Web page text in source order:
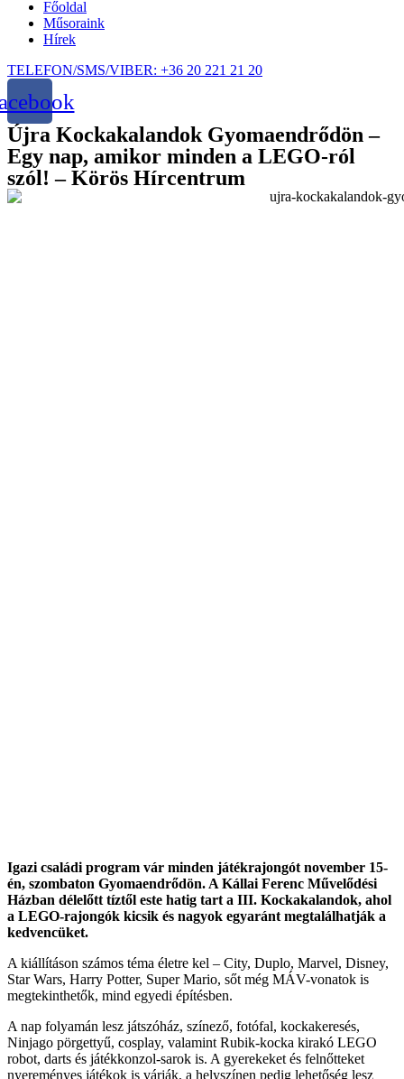
Főoldal
Műsoraink
Hírek
TELEFON/SMS/VIBER: +36 20 221 21 20
Újra Kockakalandok Gyomaendrődön –
Egy nap, amikor minden a LEGO-ról
szól! – Körös Hírcentrum
Igazi családi program vár minden játékrajongót november 15-
én, szombaton Gyomaendrődön. A Kállai Ferenc Művelődési
Házban délelőtt tíztől este hatig tart a III. Kockakalandok, ahol
a LEGO-rajongók kicsik és nagyok egyaránt megtalálhatják a
kedvencüket.
A kiállításon számos téma életre kel – City, Duplo, Marvel, Disney,
Star Wars, Harry Potter, Super Mario, sőt még MÁV-vonatok is
megtekinthetők, mind egyedi építésben.
A nap folyamán lesz játszóház, színező, fotófal, kockakeresés,
Ninjago pörgettyű, cosplay, valamint Rubik-kocka kirakó LEGO
robot, darts és játékkonzol-sarok is. A gyerekeket és felnőtteket
nyereményes játékok is várják, a helyszínen pedig lehetőség lesz